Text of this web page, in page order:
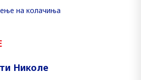
на колачиња
Николе